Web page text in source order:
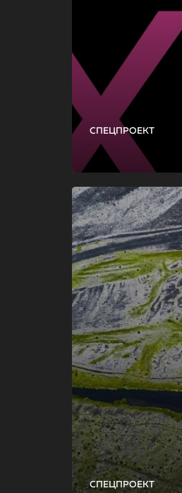
СПЕЦПРОЕКТ
СПЕЦПРОЕКТ